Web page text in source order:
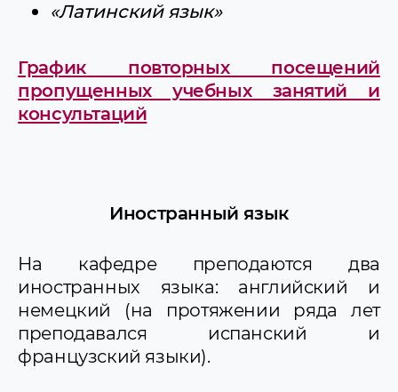
Олимпиады
«Латинский язык»
График повторных посещений
пропущенных учебных занятий и
консультаций
Иностранный язык
На кафедре преподаются два
иностранных языка: английский и
немецкий (на протяжении ряда лет
преподавался испанский и
французский языки).